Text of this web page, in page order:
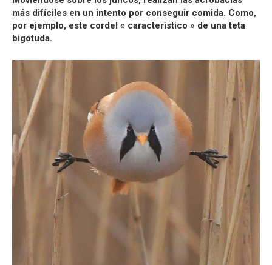
más difíciles en un intento por conseguir comida. Como,
por ejemplo, este cordel « característico » de una teta
bigotuda.